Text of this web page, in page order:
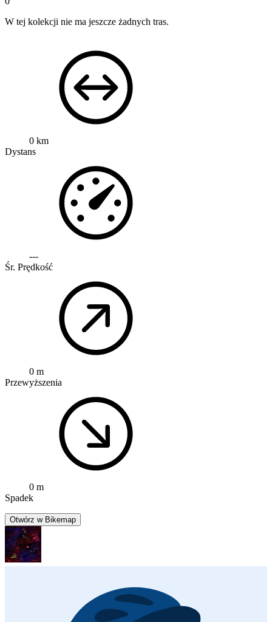
W tej kolekcji nie ma jeszcze żadnych tras.
0 km
Dystans
---
Śr. Prędkość
0 m
Przewyższenia
0 m
Spadek
Otwórz w Bikemap